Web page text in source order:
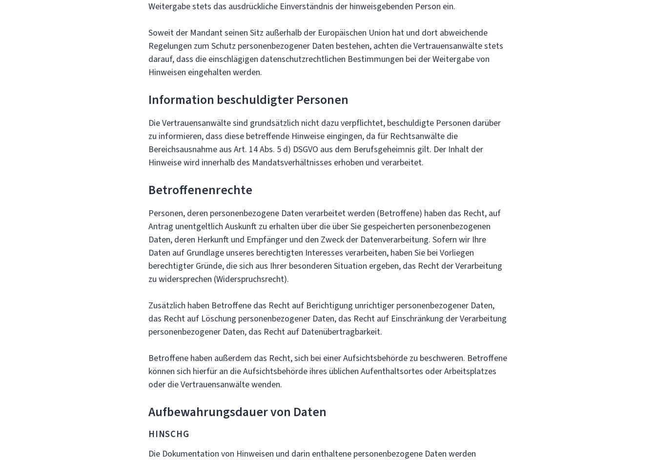
Weitergabe stets das ausdrückliche Einverständnis der hinweisgebenden Person ein.
Soweit der Mandant seinen Sitz außerhalb der Europäischen Union hat und dort abweichende
Regelungen zum Schutz personenbezogener Daten bestehen, achten die Vertrauensanwälte stets
darauf, dass die einschlägigen datenschutzrechtlichen Bestimmungen bei der Weitergabe von
Hinweisen eingehalten werden.
Information beschuldigter Personen
Die Vertrauensanwälte sind grundsätzlich nicht dazu verpflichtet, beschuldigte Personen darüber
zu informieren, dass diese betreffende Hinweise eingingen, da für Rechtsanwälte die
Bereichsausnahme aus Art. 14 Abs. 5 d) DSGVO aus dem Berufsgeheimnis gilt. Der Inhalt der
Hinweise wird innerhalb des Mandatsverhältnisses erhoben und verarbeitet.
Betroffenenrechte
Personen, deren personenbezogene Daten verarbeitet werden (Betroffene) haben das Recht, auf
Antrag unentgeltlich Auskunft zu erhalten über die über Sie gespeicherten personenbezogenen
Daten, deren Herkunft und Empfänger und den Zweck der Datenverarbeitung. Sofern wir Ihre
Daten auf Grundlage unseres berechtigten Interesses verarbeiten, haben Sie bei Vorliegen
berechtigter Gründe, die sich aus Ihrer besonderen Situation ergeben, das Recht der Verarbeitung
zu widersprechen (Widerspruchsrecht).
Zusätzlich haben Betroffene das Recht auf Berichtigung unrichtiger personenbezogener Daten,
das Recht auf Löschung personenbezogener Daten, das Recht auf Einschränkung der Verarbeitung
personenbezogener Daten, das Recht auf Datenübertragbarkeit.
Betroffene haben außerdem das Recht, sich bei einer Aufsichtsbehörde zu beschweren. Betroffene
können sich hierfür an die Aufsichtsbehörde ihres üblichen Aufenthaltsortes oder Arbeitsplatzes
oder die Vertrauensanwälte wenden.
Aufbewahrungsdauer von Daten
HINSCHG
Die Dokumentation von Hinweisen und darin enthaltene personenbezogene Daten werden